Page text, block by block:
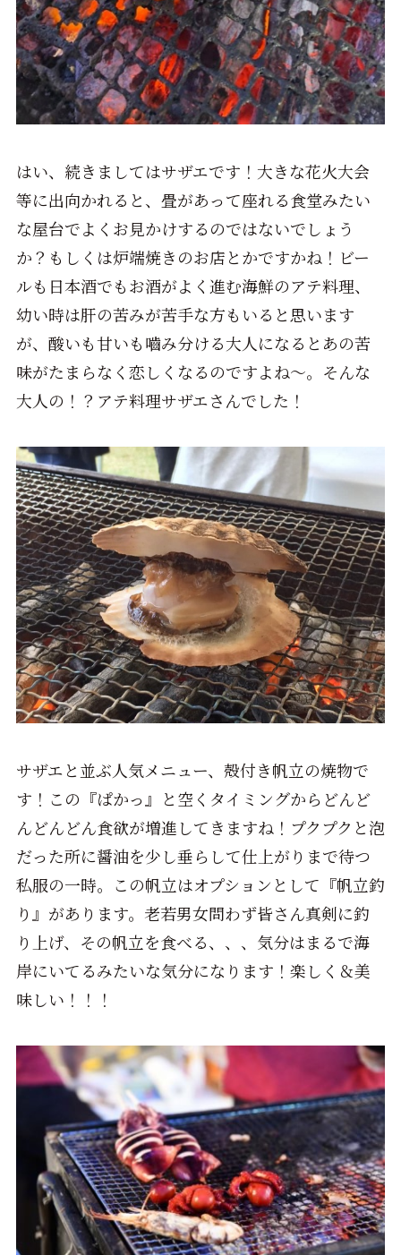
はい、続きましてはサザエです！大きな花火大会
等に出向かれると、畳があって座れる食堂みたい
な屋台でよくお見かけするのではないでしょう
か？もしくは炉端焼きのお店とかですかね！ビー
ルも日本酒でもお酒がよく進む海鮮のアテ料理、
幼い時は肝の苦みが苦手な方もいると思います
が、酸いも甘いも嚙み分ける大人になるとあの苦
味がたまらなく恋しくなるのですよね～。そんな
大人の！？アテ料理サザエさんでした！
サザエと並ぶ人気メニュー、殻付き帆立の焼物で
す！この『ぱかっ』と空くタイミングからどんど
んどんどん食欲が増進してきますね！プクプクと泡
だった所に醤油を少し垂らして仕上がりまで待つ
私服の一時。この帆立はオプションとして『帆立釣
り』があります。老若男女問わず皆さん真剣に釣
り上げ、その帆立を食べる、、、気分はまるで海
岸にいてるみたいな気分になります！楽しく＆美
味しい！！！